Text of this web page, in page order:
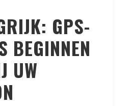
GPS-
BEGINNEN
UW